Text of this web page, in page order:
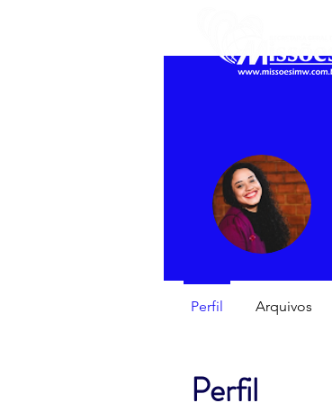
Perfil
Perfil Arquivos